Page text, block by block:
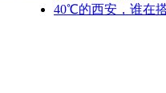
40℃的西安，谁在